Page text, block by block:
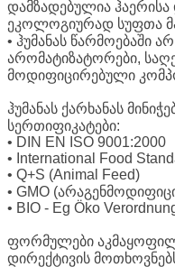
დამზადებულია
ეკოლოგიურად სუფთა
• ჰუმანას წარმოებაში
არომატიზატორები,
მოდიფიცირებული
ჰუმანას ქარხანას
სერთიფიკატები:
• DIN EN ISO 9001:2000
• International Food
• Q+S (Animal Feed)
• GMO
• BIO - Eg Öko
ფორმულები
დირექტივის